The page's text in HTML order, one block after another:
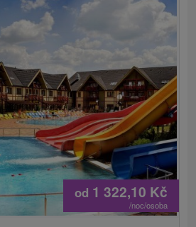
od 1 322,10 Kč
/noc/osoba